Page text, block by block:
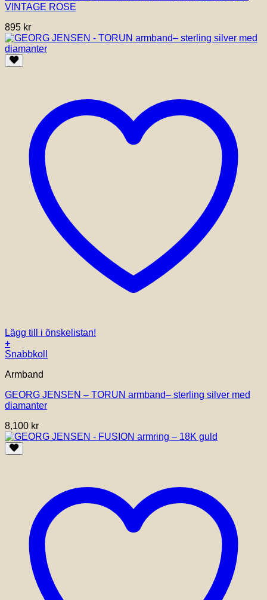
VINTAGE ROSE
895 kr
Lägg till i önskelistan!
+
Den
produkten
flera
varianter.
olika
alternativen
kan
Snabbkoll
Armband
GEORG JENSEN – TORUN armband– sterling silver med
diamanter
8,100 kr